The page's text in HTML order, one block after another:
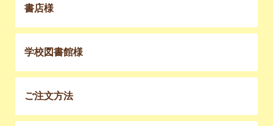
書店様
学校図書館様
ご注文方法